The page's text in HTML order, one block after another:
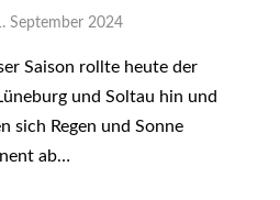
September 2024
Saison rollte heute der
und Soltau hin und
sich Regen und Sonne
ab…